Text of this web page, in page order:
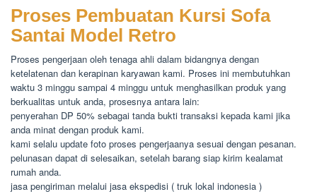
Proses Pembuatan Kursi Sofa
Santai Model Retro
Proses pengerjaan oleh tenaga ahli dalam bidangnya dengan
ketelatenan dan kerapinan karyawan kami. Proses ini membutuhkan
waktu 3 minggu sampai 4 minggu untuk menghasilkan produk yang
berkualitas untuk anda, prosesnya antara lain:
penyerahan DP 50% sebagai tanda bukti transaksi kepada kami jika
anda minat dengan produk kami.
kami selalu update foto proses pengerjaanya sesuai dengan pesanan.
pelunasan dapat di selesaikan, setelah barang siap kirim kealamat
rumah anda.
jasa pengiriman melalui jasa ekspedisi ( truk lokal indonesia )